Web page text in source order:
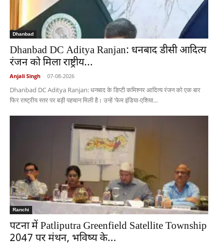
Dhanbad
Dhanbad DC Aditya Ranjan: धनबाद डीसी आदित्य
रंजन को मिला राष्ट्रीय...
Anjali Singh - 07-08-2026
Dhanbad DC Aditya Ranjan: धनबाद के डिप्टी कमिश्नर आदित्य रंजन को एक बार
फिर राष्ट्रीय स्तर पर बड़ी पहचान मिली है। उन्हें 'फेम इंडिया-एशिया...
Ranchi
पटना में Patliputra Greenfield Satellite Township
2047 पर मंथन, भविष्य के...